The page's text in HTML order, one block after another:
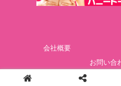
会社概要
お問い合
Copyright ©